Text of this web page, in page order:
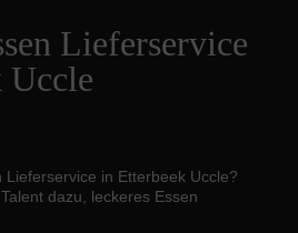
Lieferservice
Uccle
in Etterbeek Uccle?
dazu, leckeres Essen